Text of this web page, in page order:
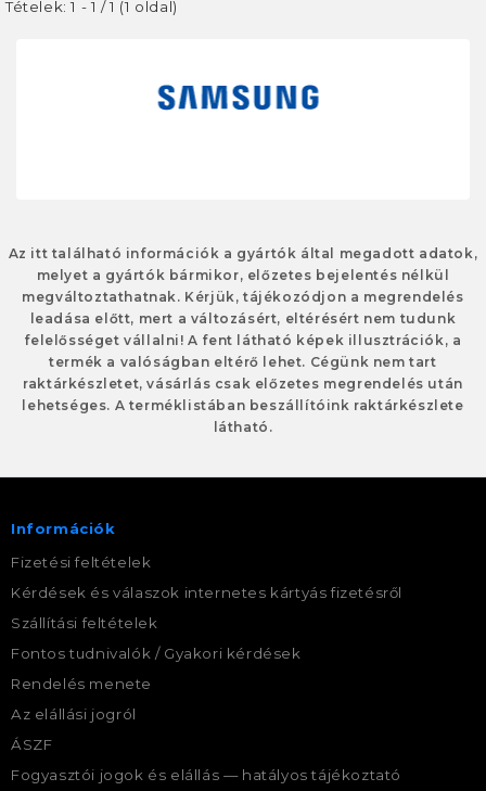
Tételek: 1 - 1 / 1 (1 oldal)
Az itt található információk a gyártók által megadott adatok,
melyet a gyártók bármikor, előzetes bejelentés nélkül
megváltoztathatnak. Kérjük, tájékozódjon a megrendelés
leadása előtt, mert a változásért, eltérésért nem tudunk
felelősséget vállalni! A fent látható képek illusztrációk, a
termék a valóságban eltérő lehet. Cégünk nem tart
raktárkészletet, vásárlás csak előzetes megrendelés után
lehetséges. A terméklistában beszállítóink raktárkészlete
látható.
Információk
Fizetési feltételek
Kérdések és válaszok internetes kártyás fizetésről
Szállítási feltételek
Fontos tudnivalók / Gyakori kérdések
Rendelés menete
Az elállási jogról
ÁSZF
Fogyasztói jogok és elállás — hatályos tájékoztató